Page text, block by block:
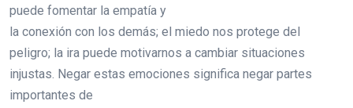
puede fomentar la empatía y
la conexión con los demás; el miedo nos protege del
peligro; la ira puede motivarnos a cambiar situaciones
injustas. Negar estas emociones significa negar partes
importantes de